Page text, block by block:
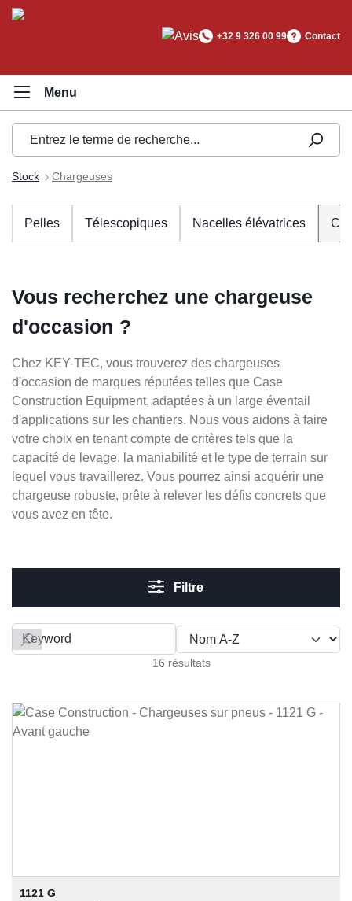
principal
+32 9 326 00 99 Contact
Stock Chargeuses
Pelles Télescopiques Nacelles élévatrices
Vous recherchez une chargeuse
d'occasion ?
Chez KEY-TEC, vous trouverez des chargeuses
d'occasion de marques réputées telles que Case
Construction Equipment, adaptées à un large éventail
d'applications sur les chantiers. Nous vous aidons à faire
votre choix en tenant compte de critères tels que la
capacité de levage, la maniabilité et le type de terrain sur
lequel vous travaillerez. Vous pourrez ainsi acquérir une
chargeuse robuste, prête à relever les défis concrets que
vous avez en tête.
Filtre
16 résultats
Filter by
1121 G